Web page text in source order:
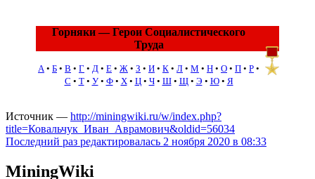
Горняки — Герои Социалистического
Труда
А• Б • В • Г • Д • Е • Ж • З • И • К • Л • М • Н • О • П • Р •
С • Т• У• Ф• Х• Ц• Ч• Ш• Щ• Э • Ю• Я
Источник — http://miningwiki.ru/w/index.php?
title=Ковальчук_Иван_Аврамович&oldid=56034
Последний раз редактировалась 2 ноября 2020 в 08:33
MiningWiki